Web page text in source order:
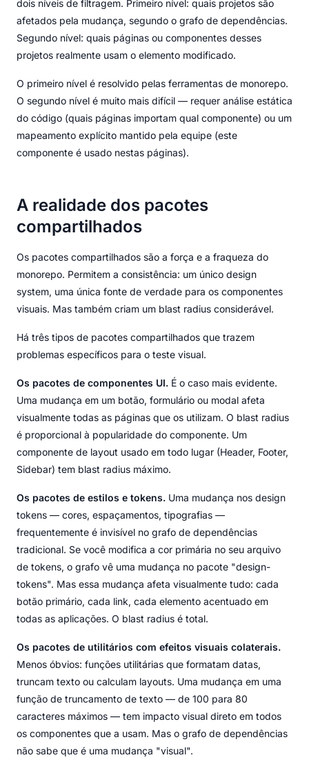
dois níveis de filtragem. Primeiro nível: quais projetos são
afetados pela mudança, segundo o grafo de dependências.
Segundo nível: quais páginas ou componentes desses
projetos realmente usam o elemento modificado.
O primeiro nível é resolvido pelas ferramentas de monorepo.
O segundo nível é muito mais difícil — requer análise estática
do código (quais páginas importam qual componente) ou um
mapeamento explícito mantido pela equipe (este
componente é usado nestas páginas).
A realidade dos pacotes
compartilhados
Os pacotes compartilhados são a força e a fraqueza do
monorepo. Permitem a consistência: um único design
system, uma única fonte de verdade para os componentes
visuais. Mas também criam um blast radius considerável.
Há três tipos de pacotes compartilhados que trazem
problemas específicos para o teste visual.
Os pacotes de componentes UI. É o caso mais evidente.
Uma mudança em um botão, formulário ou modal afeta
visualmente todas as páginas que os utilizam. O blast radius
é proporcional à popularidade do componente. Um
componente de layout usado em todo lugar (Header, Footer,
Sidebar) tem blast radius máximo.
Os pacotes de estilos e tokens. Uma mudança nos design
tokens — cores, espaçamentos, tipografias —
frequentemente é invisível no grafo de dependências
tradicional. Se você modifica a cor primária no seu arquivo
de tokens, o grafo vê uma mudança no pacote "design-
tokens". Mas essa mudança afeta visualmente tudo: cada
botão primário, cada link, cada elemento acentuado em
todas as aplicações. O blast radius é total.
Os pacotes de utilitários com efeitos visuais colaterais.
Menos óbvios: funções utilitárias que formatam datas,
truncam texto ou calculam layouts. Uma mudança em uma
função de truncamento de texto — de 100 para 80
caracteres máximos — tem impacto visual direto em todos
os componentes que a usam. Mas o grafo de dependências
não sabe que é uma mudança "visual".